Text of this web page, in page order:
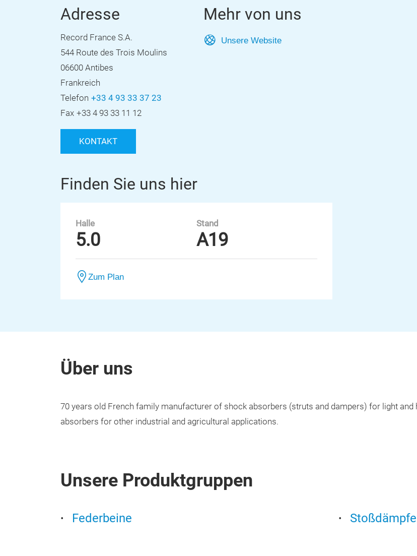
Adresse
Record France S.A.
544 Route des Trois Moulins
06600 Antibes
Frankreich
Telefon +33 4 93 33 37 23
Fax +33 4 93 33 11 12
KONTAKT
Mehr von uns
Unsere Website
Finden Sie uns hier
Halle
5.0
Stand
A19
Zum Plan
Über uns
70 years old French family manufacturer of shock absorbers (struts and dampers) for light
absorbers for other industrial and agricultural applications.
Unsere Produktgruppen
Federbeine